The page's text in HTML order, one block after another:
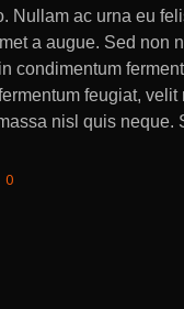
Nullam ac urna eu
a augue. Sed non
condimentum
feugiat,
nisl quis neque.
0